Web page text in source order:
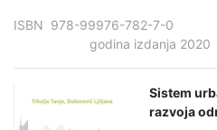
ISBN 978-99976-
godina izdanja 2020
Sistem
razvoja